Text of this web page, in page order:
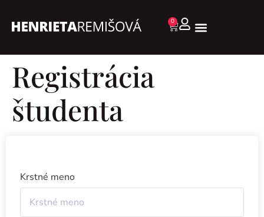
0
Registrácia
študenta
Krstné meno